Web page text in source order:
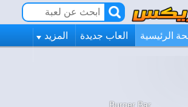
الرئيسية العاب جديدة المزيد
Burger Bar